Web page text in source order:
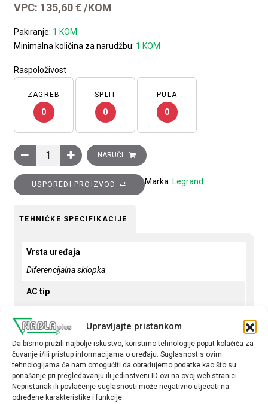
Upravljajte pristankom
Da bismo pružili najbolje iskustvo, koristimo tehnologije poput kolačića za
čuvanje i/ili pristup informacijama o uređaju. Suglasnost s ovim
tehnologijama će nam omogućiti da obrađujemo podatke kao što su
ponašanje pri pregledavanju ili jedinstveni ID-ovi na ovoj web stranici.
Nepristanak ili povlačenje suglasnosti može negativno utjecati na
određene karakteristike i funkcije.
VPC: 135,60€ /KOM
Pakiranje: 1 KOM
Minimalna količina za narudžbu: 1 KOM
Raspoloživost
ZAGREB
0
SPLIT
0
PULA
0
Diferencijalna zaštitna sklopka, 4P, DX3, 63A, 500 mA, A tip
NARUČI
USPOREDI PROIZVOD Marka: Legrand
TEHNIČKE SPECIFIKACIJE
Vrsta uređaja
Diferencijalna sklopka
AC tip
da
Broj polova
4P
Osjetljivost (mA)
500mA